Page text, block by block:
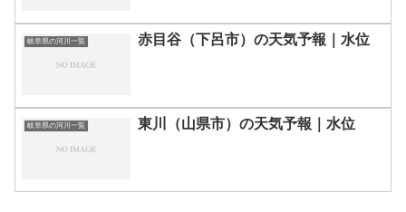
岐阜県の河川一覧 赤目谷（下呂市）の天気予報｜水位
岐阜県の河川一覧 東川（山県市）の天気予報｜水位